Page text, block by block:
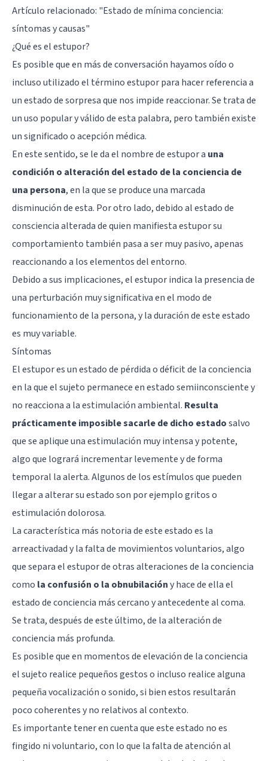
Artículo relacionado: "Estado de mínima conciencia:
síntomas y causas"
¿Qué es el estupor?
Es posible que en más de conversación hayamos oído o
incluso utilizado el término estupor para hacer referencia a
un estado de sorpresa que nos impide reaccionar. Se trata de
un uso popular y válido de esta palabra, pero también existe
un significado o acepción médica.
En este sentido, se le da el nombre de estupor a una
condición o alteración del estado de la conciencia de
una persona, en la que se produce una marcada
disminución de esta. Por otro lado, debido al estado de
consciencia alterada de quien manifiesta estupor su
comportamiento también pasa a ser muy pasivo, apenas
reaccionando a los elementos del entorno.
Debido a sus implicaciones, el estupor indica la presencia de
una perturbación muy significativa en el modo de
funcionamiento de la persona, y la duración de este estado
es muy variable.
Síntomas
El estupor es un estado de pérdida o déficit de la conciencia
en la que el sujeto permanece en estado semiinconsciente y
no reacciona a la estimulación ambiental. Resulta
prácticamente imposible sacarle de dicho estadosalvo
que se aplique una estimulación muy intensa y potente,
algo que logrará incrementar levemente y de forma
temporal la alerta. Algunos de los estímulos que pueden
llegar a alterar su estado son por ejemplo gritos o
estimulación dolorosa.
La característica más notoria de este estado es la
arreactivadad y la falta de movimientos voluntarios, algo
que separa el estupor de otras alteraciones de la conciencia
como la confusión o la obnubilacióny hace de ella el
estado de conciencia más cercano y antecedente al coma.
Se trata, después de este último, de la alteración de
conciencia más profunda.
Es posible que en momentos de elevación de la conciencia
el sujeto realice pequeños gestos o incluso realice alguna
pequeña vocalización o sonido, si bien estos resultarán
poco coherentes y no relativos al contexto.
Es importante tener en cuenta que este estado no es
fingido ni voluntario, con lo que la falta de atención al